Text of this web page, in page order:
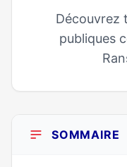
Découvrez
publiques
SOMMAIRE